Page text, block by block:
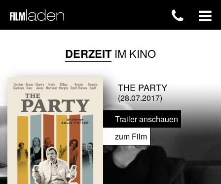
DERZEITIM KINO
THE PARTY
(28.07.2017)
Trailer anschauen
zum Film